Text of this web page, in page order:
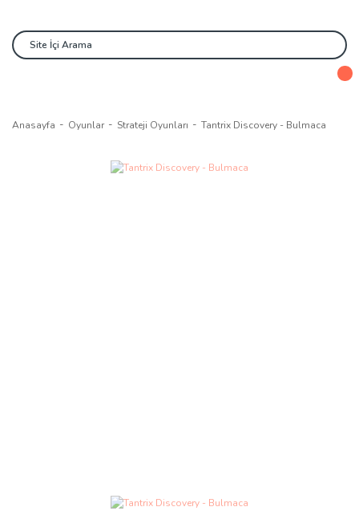
Anasayfa Oyunlar Strateji Oyunları Tantrix Discovery - Bulmaca